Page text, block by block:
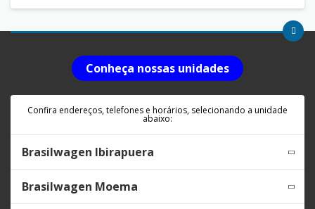
Conheça nossas unidades
Confira endereços, telefones e horários, selecionando a unidade
abaixo:
Brasilwagen Ibirapuera
Brasilwagen Moema